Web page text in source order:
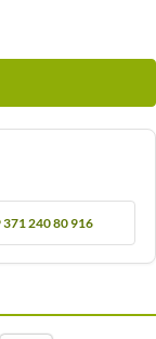
371 240 80 916